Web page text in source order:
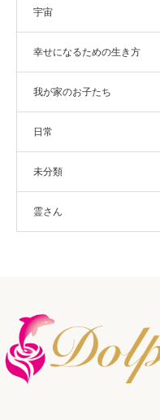
宇宙
幸せになるための生き方
我が家のお子たち
日常
未分類
霊さん